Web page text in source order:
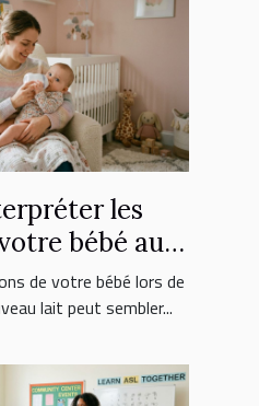
les
bébé au
de votre bébé lors de
lait peut sembler...